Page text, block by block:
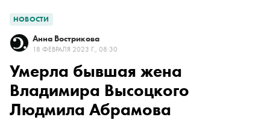
НОВОСТИ
Анна Вострикова
18 ФЕВРАЛЯ 2023 Г., 08:30
Умерла бывшая жена
Владимира Высоцкого
Людмила Абрамова